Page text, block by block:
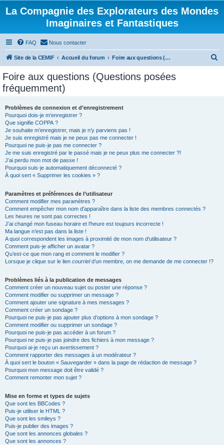
La Compagnie des Explorateurs des Mondes
Imaginaires et Fantastiques
FAQ Nous contacter
Site de la CEMIF Accueil du forum Foire aux questions (Questions posées fréquemment)
Foire aux questions (Questions posées
fréquemment)
Problèmes de connexion et d’enregistrement
Pourquoi dois-je m’enregistrer ?
Que signifie COPPA ?
Je souhaite m’enregistrer, mais je n’y parviens pas !
Je suis enregistré mais je ne peux pas me connecter !
Pourquoi ne puis-je pas me connecter ?
Je me suis enregistré par le passé mais je ne peux plus me connecter ?!
J’ai perdu mon mot de passe !
Pourquoi suis-je automatiquement déconnecté ?
À quoi sert « Supprimer les cookies » ?
Paramètres et préférences de l’utilisateur
Comment modifier mes paramètres ?
Comment empêcher mon nom d’apparaître dans la liste des membres connectés ?
Les heures ne sont pas correctes !
J’ai changé mon fuseau horaire et l’heure est toujours incorrecte !
Ma langue n’est pas dans la liste !
A quoi correspondent les images à proximité de mon nom d’utilisateur ?
Comment puis-je afficher un avatar ?
Qu’est-ce que mon rang et comment le modifier ?
Lorsque je clique sur le lien courrield’un membre, on me demande de me connecter !?
Problèmes liés à la publication de messages
Comment créer un nouveau sujet ou poster une réponse ?
Comment modifier ou supprimer un message ?
Comment ajouter une signature à mes messages ?
Comment créer un sondage ?
Pourquoi ne puis-je pas ajouter plus d’options à mon sondage ?
Comment modifier ou supprimer un sondage ?
Pourquoi ne puis-je pas accéder à un forum ?
Pourquoi ne puis-je pas joindre des fichiers à mon message ?
Pourquoi ai-je reçu un avertissement ?
Comment rapporter des messages à un modérateur ?
À quoi sert le bouton « Sauvegarder » dans la page de rédaction de message ?
Pourquoi mon message doit être validé ?
Comment remonter mon sujet ?
Mise en forme et types de sujets
Que sont les BBCodes ?
Puis-je utiliser le HTML ?
Que sont les smileys ?
Puis-je publier des images ?
Que sont les annonces globales ?
Que sont les annonces ?